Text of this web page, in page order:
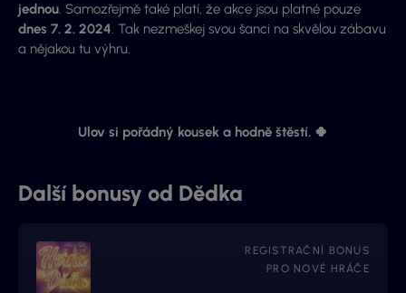
jednou. Samozřejmě také platí, že akce jsou platné pouze
dnes 7. 2. 2024. Tak nezmeškej svou šanci na skvělou zábavu
a nějakou tu výhru.
Ulov si pořádný kousek a hodně štěstí. 🍀
Další bonusy od Dědka
REGISTRAČNÍ BONUS
PRO NOVÉ HRÁČE